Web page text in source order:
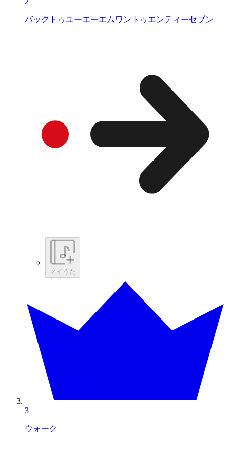
バックトゥユーエーエムワントゥエンティーセブン
マイうた
3
ウォーク